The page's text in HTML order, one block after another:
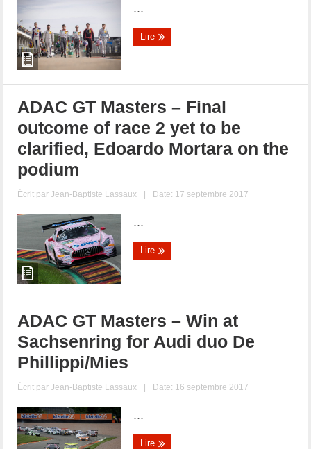
...
Lire
ADAC GT Masters – Final
outcome of race 2 yet to be
clarified, Edoardo Mortara on the
podium
Écrit parJean-Baptiste Lassaux | Date: 17 septembre 2017
...
Lire
ADAC GT Masters – Win at
Sachsenring for Audi duo De
Phillippi/Mies
Écrit parJean-Baptiste Lassaux | Date: 16 septembre 2017
...
Lire